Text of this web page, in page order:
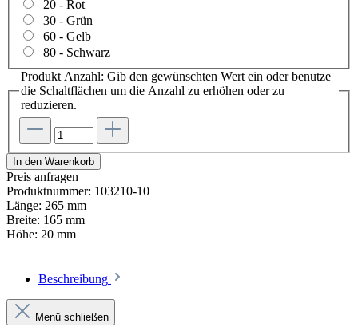
20 - Rot
30 - Grün
60 - Gelb
80 - Schwarz
Produkt Anzahl: Gib den gewünschten Wert ein oder benutze
die Schaltflächen um die Anzahl zu erhöhen oder zu
reduzieren.
In den Warenkorb
Preis anfragen
Produktnummer: 103210-10
Länge: 265 mm
Breite: 165 mm
Höhe: 20 mm
Beschreibung
Menü schließen